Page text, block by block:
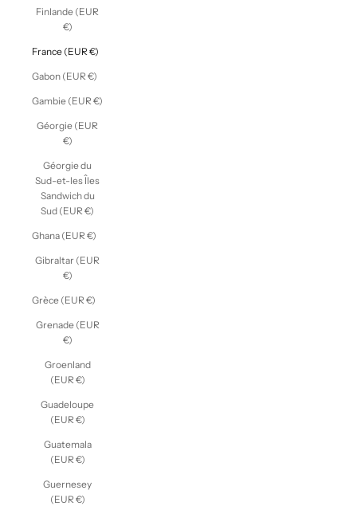
Finlande (EUR
€)
France (EUR €)
Gabon (EUR €)
Gambie (EUR €)
Géorgie (EUR
€)
Géorgie du
Sud-et-les Îles
Sandwich du
Sud (EUR €)
Ghana (EUR €)
Gibraltar (EUR
€)
Grèce (EUR €)
Grenade (EUR
€)
Groenland
(EUR €)
Guadeloupe
(EUR €)
Guatemala
(EUR €)
Guernesey
(EUR €)